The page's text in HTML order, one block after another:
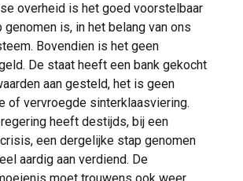
overheid is het goed voorstelbaar
is, in het belang van ons
Bovendien is het geen
De staat heeft een bank gekocht
aan gesteld, het is geen
of vervroegde sinterklaasviering.
heeft destijds, bij een
een dergelijke stap genomen
aardig aan verdiend. De